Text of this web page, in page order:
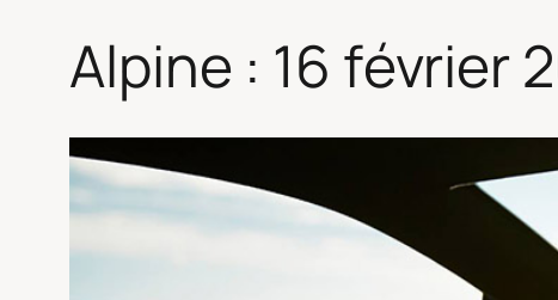
Alpine : 16 février